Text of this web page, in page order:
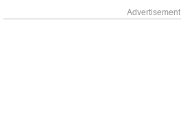
Advertisement